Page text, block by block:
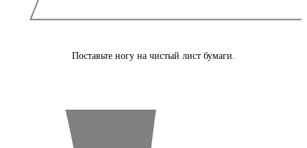
Поставьте ногу на чистый лист бумаги.